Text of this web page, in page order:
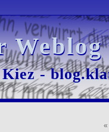
-
-
«